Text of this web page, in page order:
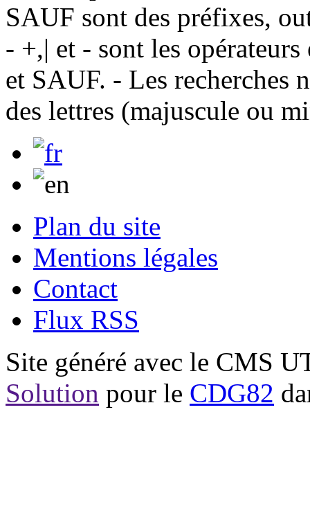
SAUF sont des préfixes,
- +,| et - sont les
et SAUF. - Les recherches
des lettres (majuscule ou
Plan du site
Mentions légales
Contact
Flux RSS
Site généré avec le CMS
Solution pour le CDG82